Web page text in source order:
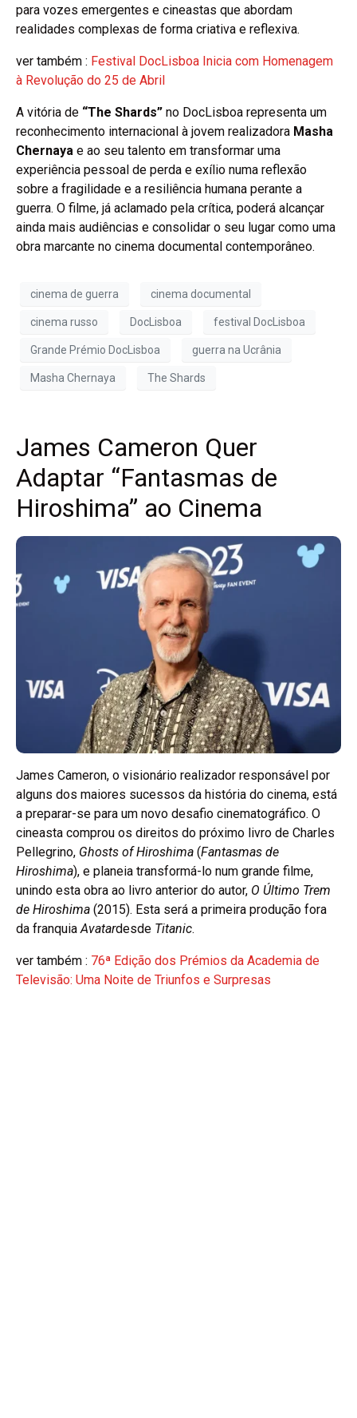
para vozes emergentes e cineastas que abordam
realidades complexas de forma criativa e reflexiva.
ver também : Festival DocLisboa Inicia com Homenagem
à Revolução do 25 de Abril
A vitória de “The Shards” no DocLisboa representa um
reconhecimento internacional à jovem realizadora Masha
Chernaya e ao seu talento em transformar uma
experiência pessoal de perda e exílio numa reflexão
sobre a fragilidade e a resiliência humana perante a
guerra. O filme, já aclamado pela crítica, poderá alcançar
ainda mais audiências e consolidar o seu lugar como uma
obra marcante no cinema documental contemporâneo.
cinema de guerra cinema documental
cinema russo DocLisboa festival DocLisboa
Grande Prémio DocLisboa guerra na Ucrânia
Masha Chernaya The Shards
James Cameron Quer
Adaptar “Fantasmas de
Hiroshima” ao Cinema
James Cameron, o visionário realizador responsável por
alguns dos maiores sucessos da história do cinema, está
a preparar-se para um novo desafio cinematográfico. O
cineasta comprou os direitos do próximo livro de Charles
Pellegrino, Ghosts of Hiroshima (Fantasmas de
Hiroshima), e planeia transformá-lo num grande filme,
unindo esta obra ao livro anterior do autor, O Último Trem
de Hiroshima (2015). Esta será a primeira produção fora
da franquiaAvatardesde Titanic.
ver também : 76ª Edição dos Prémios da Academia de
Televisão: Uma Noite de Triunfos e Surpresas